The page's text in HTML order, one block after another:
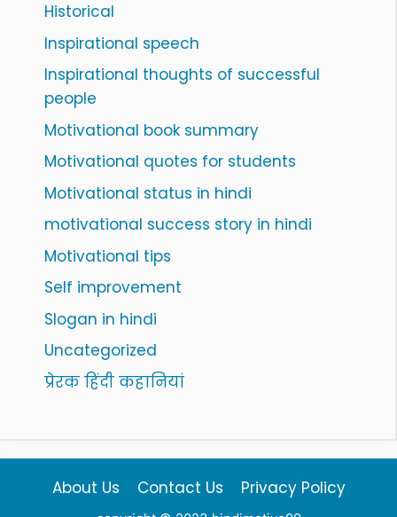
Historical
Inspirational speech
Inspirational thoughts of successful
people
Motivational book summary
Motivational quotes for students
Motivational status in hindi
motivational success story in hindi
Motivational tips
Self improvement
Slogan in hindi
Uncategorized
प्रेरक हिंदी कहानियां
About Us Contact Us Privacy Policy